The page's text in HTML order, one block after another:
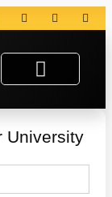
University